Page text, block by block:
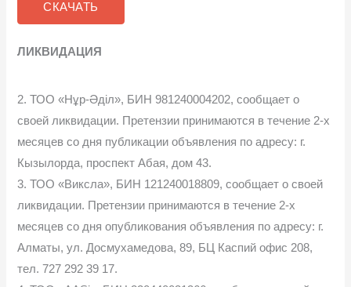
СКАЧАТЬ
ЛИКВИДАЦИЯ
2. ТОО «Нұр-Әділ», БИН 981240004202, сообщает о
своей ликвидации. Претензии принимаются в течение 2-х
месяцев со дня публикации объявления по адресу: г.
Кызылорда, проспект Абая, дом 43.
3. ТОО «Виксла», БИН 121240018809, сообщает о своей
ликвидации. Претензии принимаются в течение 2-х
месяцев со дня опубликования объявления по адресу: г.
Алматы, ул. Досмухамедова, 89, БЦ Каспий офис 208,
тел. 727 292 39 17.